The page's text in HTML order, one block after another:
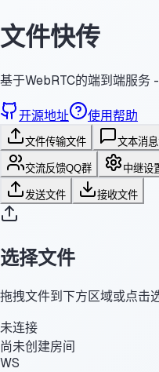
文件快传
基于WebRTC的端到端服务
开源地址 使用帮助
文件传输文件 文本消息
交流反馈QQ群 中继设
发送文件 接收文件
选择文件
拖拽文件到下方区域或点击
未连接
尚未创建房间
WS